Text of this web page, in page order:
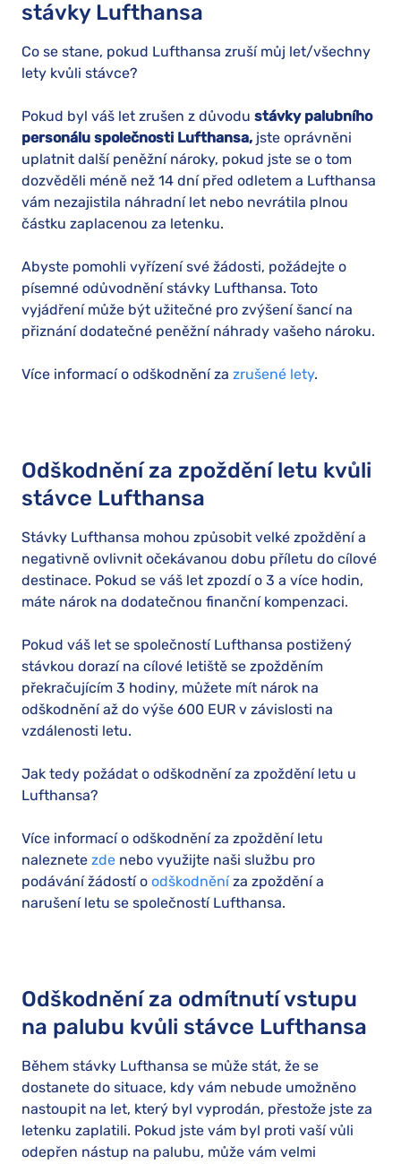
stávky Lufthansa
Co se stane, pokud Lufthansa zruší můj let/všechny
lety kvůli stávce?
Pokud byl váš let zrušen z důvodu stávky palubního
personálu společnosti Lufthansa, jste oprávněni
uplatnit další peněžní nároky, pokud jste se o tom
dozvěděli méně než 14 dní před odletem a Lufthansa
vám nezajistila náhradní let nebo nevrátila plnou
částku zaplacenou za letenku.
Abyste pomohli vyřízení své žádosti, požádejte o
písemné odůvodnění stávky Lufthansa. Toto
vyjádření může být užitečné pro zvýšení šancí na
přiznání dodatečné peněžní náhrady vašeho nároku.
Více informací o odškodnění za zrušené lety.
Odškodnění za zpoždění letu kvůli
stávce Lufthansa
Stávky Lufthansa mohou způsobit velké zpoždění a
negativně ovlivnit očekávanou dobu příletu do cílové
destinace. Pokud se váš let zpozdí o 3 a více hodin,
máte nárok na dodatečnou finanční kompenzaci.
Pokud váš let se společností Lufthansa postižený
stávkou dorazí na cílové letiště se zpožděním
překračujícím 3 hodiny, můžete mít nárok na
odškodnění až do výše 600 EUR v závislosti na
vzdálenosti letu.
Jak tedy požádat o odškodnění za zpoždění letu u
Lufthansa?
Více informací o odškodnění za zpoždění letu
naleznete zde nebo využijte naši službu pro
podávání žádostí o odškodněníza zpoždění a
narušení letu se společností Lufthansa.
Odškodnění za odmítnutí vstupu
na palubu kvůli stávce Lufthansa
Během stávky Lufthansa se může stát, že se
dostanete do situace, kdy vám nebude umožněno
nastoupit na let, který byl vyprodán, přestože jste za
letenku zaplatili. Pokud jste vám byl proti vaší vůli
odepřen nástup na palubu, může vám velmi